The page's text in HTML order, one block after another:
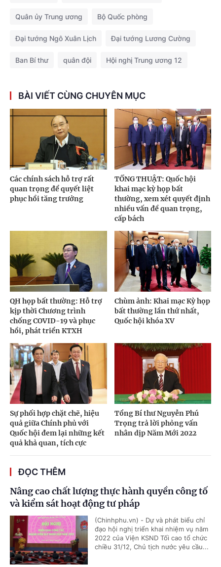
Quân ủy Trung ương Bộ Quốc phòng
Đại tướng Ngô Xuân Lịch Đại tướng Lương Cường
Ban Bí thư quân đội Hội nghị Trung ương 12
BÀI VIẾT CÙNG CHUYÊN MỤC
Các chính sách hỗ trợ rất
quan trọng để quyết liệt
phục hồi tăng trưởng
TỔNG THUẬT: Quốc hội
khai mạc kỳ họp bất
thường, xem xét quyết định
nhiều vấn đề quan trọng,
cấp bách
QH họp bất thường: Hỗ trợ
kịp thời Chương trình
chống COVID-19 và phục
hồi, phát triển KTXH
Chùm ảnh: Khai mạc Kỳ họp
bất thường lần thứ nhất,
Quốc hội khóa XV
Sự phối hợp chặt chẽ, hiệu
quả giữa Chính phủ với
Quốc hội đem lại những kết
quả khả quan, tích cực
Tổng Bí thư Nguyễn Phú
Trọng trả lời phỏng vấn
nhân dịp Năm Mới 2022
ĐỌC THÊM
Nâng cao chất lượng thực hành quyền công tố
và kiểm sát hoạt động tư pháp
(Chinhphu.vn) - Dự và phát biểu chỉ
đạo hội nghị triển khai nhiệm vụ năm
2022 của Viện KSND Tối cao tổ chức
chiều 31/12, Chủ tịch nước yêu cầu...